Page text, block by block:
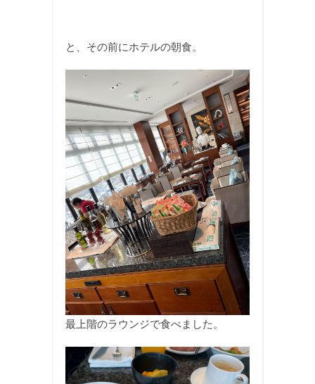
と、その前にホテルの朝食。
最上階のラウンジで食べました。